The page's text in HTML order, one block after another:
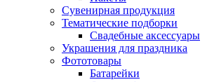
Сувенирная продукция
Тематические подборки
Свадебные аксессуары
Украшения для праздника
Фототовары
Батарейки